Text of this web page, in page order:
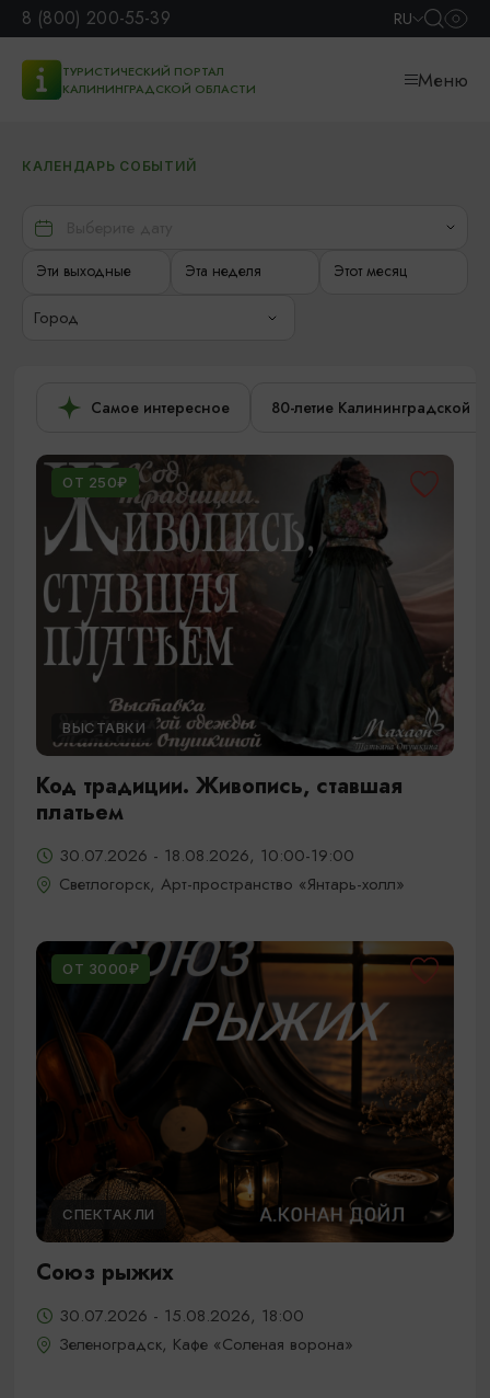
8 (800) 200-55-39 RU
ТУРИСТИЧЕСКИЙ ПОРТАЛ
КАЛИНИНГРАДСКОЙ ОБЛАСТИ
Меню
КАЛЕНДАРЬ СОБЫТИЙ
Эти выходные Эта неделя Этот месяц
Город
Самое интересное 80-летие Калининградской
ОТ 250₽
ВЫСТАВКИ
Код традиции. Живопись, ставшая
платьем
30.07.2026 - 18.08.2026, 10:00-19:00
Светлогорск, Арт-пространство «Янтарь-холл»
ОТ 3000₽
СПЕКТАКЛИ
Союз рыжих
30.07.2026 - 15.08.2026, 18:00
Зеленоградск, Кафе «Соленая ворона»